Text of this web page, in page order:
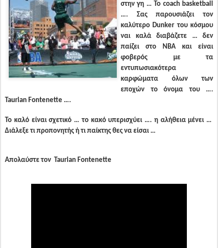
στην γη … Το coach basketball
…. Σας παρουσιάζει τον
καλύτεροDunker του κόσμου
ναι καλά διαβάζετε … δεν
παίζει στο ΝΒΑ και είναι
φοβερός με τα
εντυπωσιακότερα
καρφώματα όλων των
εποχών το όνομα του ….
Taurian Fontenette ….
Το καλό είναι σχετικό … το κακό υπερισχύει …. η αλήθεια μένει …
Διάλεξε τι προπονητής ή τι παίκτης θες να είσαι …
Απολαύστε τον Taurian Fontenette